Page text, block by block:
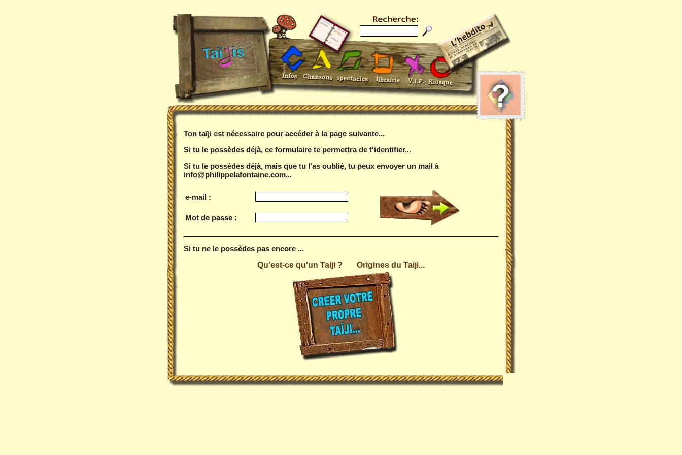
Ton taïji est nécessaire pour accéder à la page suivante...
Si tu le possèdes déjà, ce formulaire te permettra de t'identifier...
Si tu le possèdes déjà, mais que tu l'as oublié, tu peux envoyer un mail à
info@philippelafontaine.com...
e-mail :
Mot de passe :
Si tu ne le possèdes pas encore ...
Qu'est-ce qu'un Taiji ?
Origines du Taiji...